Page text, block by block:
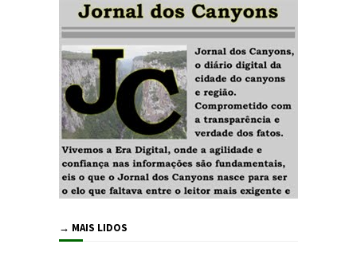
→ MAIS LIDOS